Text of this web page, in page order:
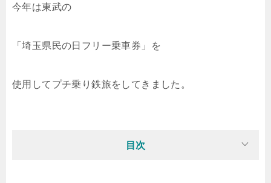
今年は東武の
「埼玉県民の日フリー乗車券」を
使用してプチ乗り鉄旅をしてきました。
目次